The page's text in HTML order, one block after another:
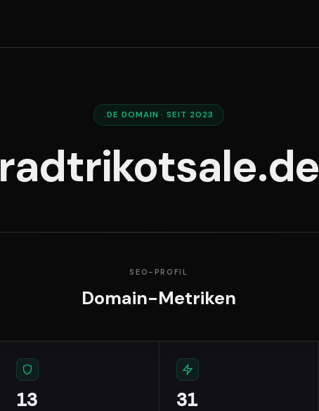
.DE DOMAIN · SEIT 2023
radtrikotsale.de
SEO-PROFIL
Domain-Metriken
13 31